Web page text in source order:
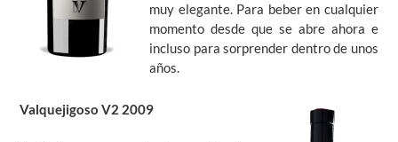
muy elegante. Para beber en cualquier
momento desde que se abre ahora e
incluso para sorprender dentro de unos
años.
Valquejigoso V2 2009